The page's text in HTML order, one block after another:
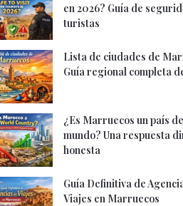
en 2026? Guía de
turistas
Lista de ciudades de
Guía regional completa
¿Es Marruecos un país
mundo? Una respuesta
honesta
Guía Definitiva de
Viajes en Marruecos